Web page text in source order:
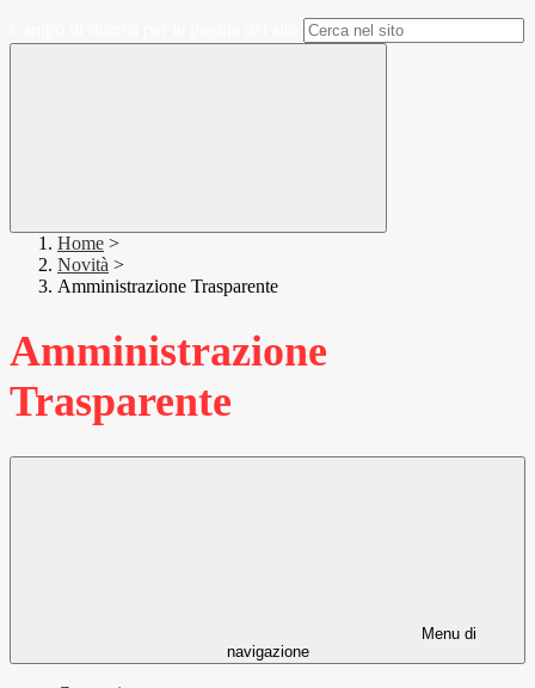
Home >
Novità >
Amministrazione Trasparente
Amministrazione
Trasparente
Menu di
navigazione